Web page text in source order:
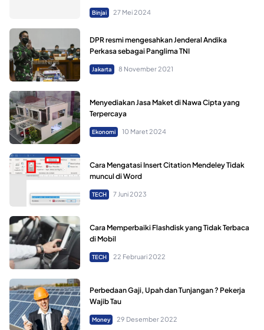
Binjai 27 Mei 2024
DPR resmi mengesahkan Jenderal Andika
Perkasa sebagai Panglima TNI
Jakarta 8 November 2021
Menyediakan Jasa Maket di Nawa Cipta yang
Terpercaya
Ekonomi 10 Maret 2024
Cara Mengatasi Insert Citation Mendeley Tidak
muncul di Word
TECH 7 Juni 2023
Cara Memperbaiki Flashdisk yang Tidak Terbaca
di Mobil
TECH 22 Februari 2022
Perbedaan Gaji, Upah dan Tunjangan ? Pekerja
Wajib Tau
Money 29 Desember 2022